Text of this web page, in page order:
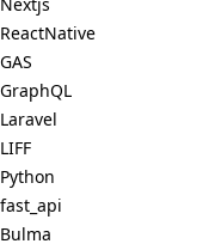
ReactNative
GAS
GraphQL
Laravel
LIFF
Python
fast_api
Bulma